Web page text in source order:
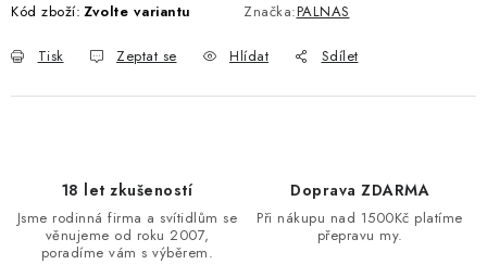
Kód zboží: Zvolte variantu Značka:PALNAS
Tisk Zeptat se Hlídat Sdílet
18 let zkušeností
Jsme rodinná firma a svítidlům se
věnujeme od roku 2007,
poradíme vám s výběrem.
Doprava ZDARMA
Při nákupu nad 1500Kč platíme
přepravu my.